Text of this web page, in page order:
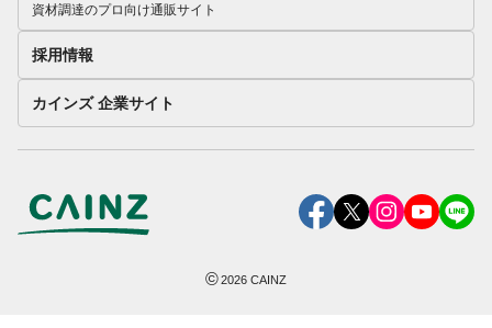
資材調達のプロ向け通販サイト
採用情報
カインズ 企業サイト
©2026 CAINZ